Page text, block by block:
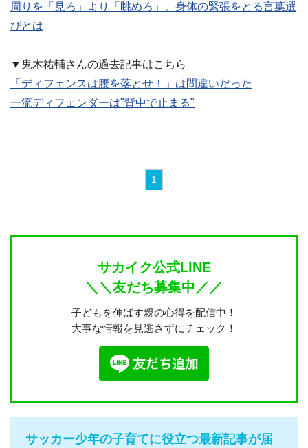
周りを「見ろ」より「眺めろ」。身体の緊張をとる言葉選
びとは
▼鬼木祐輔さんの過去記事はこちら
「ディフェンスは腰を落とせ！」は間違いだった
一流ディフェンダーは"背中で止まる"
1
サカイク公式LINE
＼＼友だち募集中／／
子どもを伸ばす親の心得を配信中！
大事な情報を見逃さずにチェック！
サッカー少年の子育てに役立つ最新記事が届